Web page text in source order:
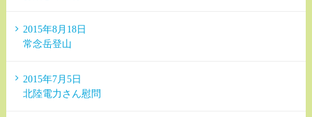
2015年8月18日
常念岳登山
2015年7月5日
北陸電力さん慰問